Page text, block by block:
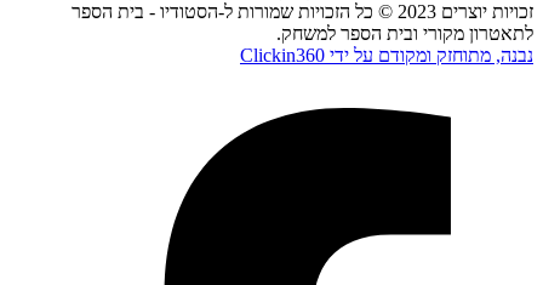
זכויות יוצרים 2023 © כל הזכויות שמורות ל-הסטודיו - בית הספר
לתאטרון מקורי ובית הספר למשחק.
נבנה, מתוחזק ומקודם על ידי Clickin360